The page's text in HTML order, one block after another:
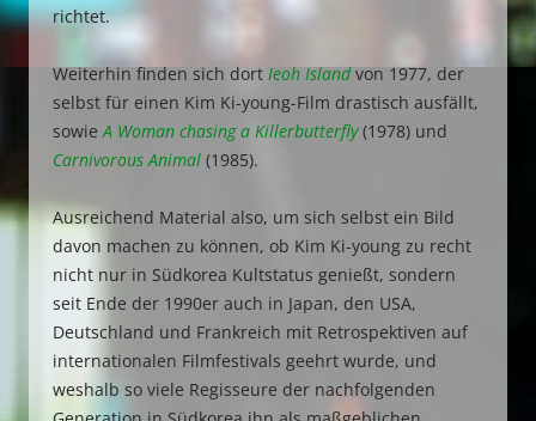
richtet.
Weiterhin finden sich dort Ieoh Islandvon 1977, der
selbst für einen Kim Ki-young-Film drastisch ausfällt,
sowieA Woman chasing a Killerbutterfly(1978) und
Carnivorous Animal (1985).
Ausreichend Material also, um sich selbst ein Bild
davon machen zu können, ob Kim Ki-young zu recht
nicht nur in Südkorea Kultstatus genießt, sondern
seit Ende der 1990er auch in Japan, den USA,
Deutschland und Frankreich mit Retrospektiven auf
internationalen Filmfestivals geehrt wurde, und
weshalb so viele Regisseure der nachfolgenden